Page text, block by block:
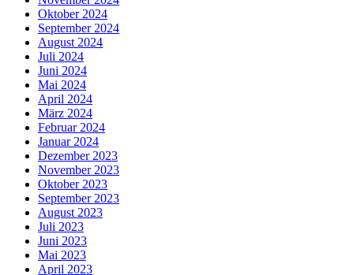
Oktober 2024
September 2024
August 2024
Juli 2024
Juni 2024
Mai 2024
April 2024
März 2024
Februar 2024
Januar 2024
Dezember 2023
November 2023
Oktober 2023
September 2023
August 2023
Juli 2023
Juni 2023
Mai 2023
April 2023